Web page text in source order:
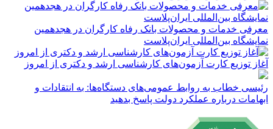
معرفی خدمات و محصولات بانک رفاه کارگران در هجدهمین
نمایشگاه بین‌المللی ایران‌پلاست
آغاز توزیع کارت آزمون‌های کارشناسی ارشد و دکتری از امروز
رئیسی خطاب به روابط عمومی‌های دستگاه‌ها: به انتقادات و
ابهامات درباره عملکرد دولت پاسخ بدهید